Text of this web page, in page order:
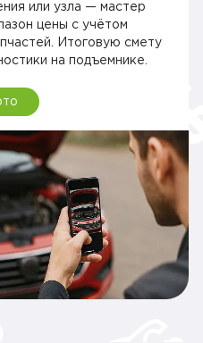
или узла — мастер
цены с учётом
Итоговую смету
на подъемнике.